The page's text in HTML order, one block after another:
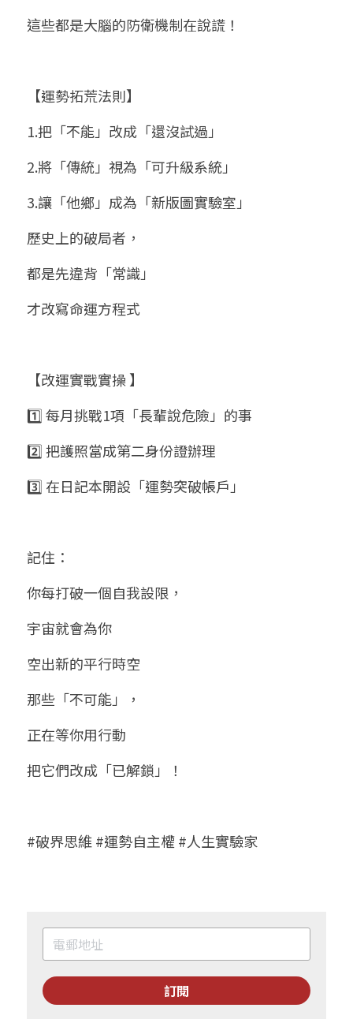
這些都是大腦的防衛機制在說謊！
【運勢拓荒法則】
1.把「不能」改成「還沒試過」
2.將「傳統」視為「可升級系統」
3.讓「他鄉」成為「新版圖實驗室」
歷史上的破局者，
都是先違背「常識」
才改寫命運方程式
【改運實戰實操 】
1️⃣ 每月挑戰1項「長輩說危險」的事
2️⃣ 把護照當成第二身份證辦理
3️⃣ 在日記本開設「運勢突破帳戶」
記住：
你每打破一個自我設限，
宇宙就會為你
空出新的平行時空
那些「不可能」，
正在等你用行動
把它們改成「已解鎖」！
#破界思維 #運勢自主權 #人生實驗家
訂閱